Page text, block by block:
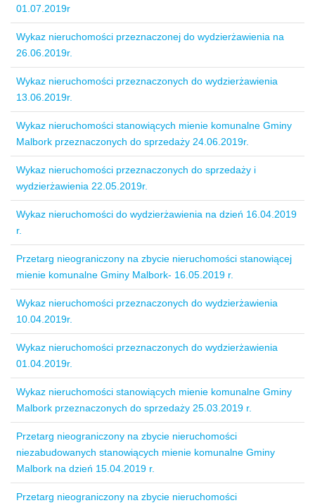
01.07.2019r
Wykaz nieruchomości przeznaczonej do wydzierżawienia na
26.06.2019r.
Wykaz nieruchomości przeznaczonych do wydzierżawienia
13.06.2019r.
Wykaz nieruchomości stanowiących mienie komunalne Gminy
Malbork przeznaczonych do sprzedaży 24.06.2019r.
Wykaz nieruchomości przeznaczonych do sprzedaży i
wydzierżawienia 22.05.2019r.
Wykaz nieruchomości do wydzierżawienia na dzień 16.04.2019
r.
Przetarg nieograniczony na zbycie nieruchomości stanowiącej
mienie komunalne Gminy Malbork- 16.05.2019 r.
Wykaz nieruchomości przeznaczonych do wydzierżawienia
10.04.2019r.
Wykaz nieruchomości przeznaczonych do wydzierżawienia
01.04.2019r.
Wykaz nieruchomości stanowiących mienie komunalne Gminy
Malbork przeznaczonych do sprzedaży 25.03.2019 r.
Przetarg nieograniczony na zbycie nieruchomości
niezabudowanych stanowiących mienie komunalne Gminy
Malbork na dzień 15.04.2019 r.
Przetarg nieograniczony na zbycie nieruchomości